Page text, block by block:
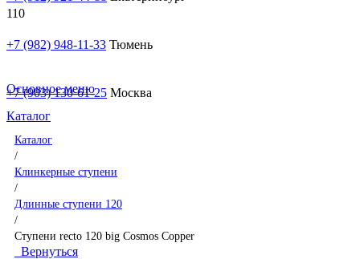
+7 (982) 948-11-33 Тюмень
+7 (903) 130-61-25 Москва
Основное меню
Каталог
Каталог
/
Клинкерные ступени
/
Длинные ступени 120
/
Ступени recto 120 big Cosmos Copper
Вернуться